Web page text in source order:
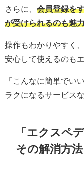
さらに、 会員登録を
が受けられるのも魅
操作もわかりやすく
安心して使えるのも
「こんなに簡単でい
ラクになるサービスな
「エクスペ
その解消方法